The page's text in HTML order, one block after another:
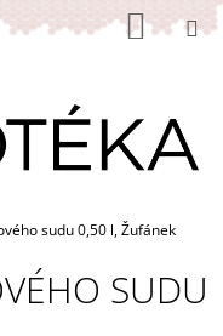
KOŠÍK
sudu 0,50 l, Žufánek
SUDU